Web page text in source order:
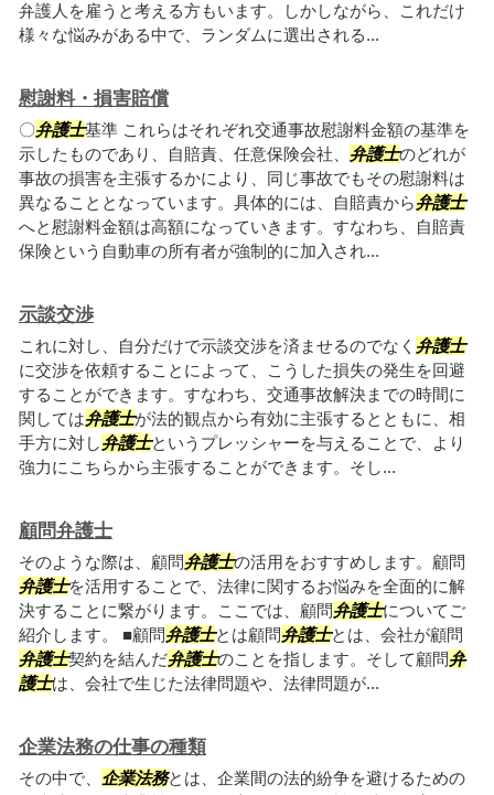
弁護人を雇うと考える方もいます。しかしながら、これだけ
様々な悩みがある中で、ランダムに選出される...
慰謝料・損害賠償
〇弁護士基準 これらはそれぞれ交通事故慰謝料金額の基準を
示したものであり、自賠責、任意保険会社、 弁護士のどれが
事故の損害を主張するかにより、同じ事故でもその慰謝料は
異なることとなっています。具体的には、自賠責から弁護士
へと慰謝料金額は高額になっていきます。すなわち、自賠責
保険という自動車の所有者が強制的に加入され...
示談交渉
これに対し、自分だけで示談交渉を済ませるのでなく 弁護士
に交渉を依頼することによって、こうした損失の発生を回避
することができます。すなわち、交通事故解決までの時間に
関しては弁護士が法的観点から有効に主張するとともに、相
手方に対し弁護士というプレッシャーを与えることで、より
強力にこちらから主張することができます。そし...
顧問弁護士
そのような際は、顧問弁護士の活用をおすすめします。顧問
弁護士を活用することで、法律に関するお悩みを全面的に解
決することに繋がります。ここでは、顧問弁護士についてご
紹介します。 ■顧問弁護士とは顧問弁護士とは、会社が顧問
弁護士契約を結んだ弁護士のことを指します。そして顧問弁
護士は、会社で生じた法律問題や、法律問題が...
企業法務の仕事の種類
その中で、 企業法務とは、企業間の法的紛争を避けるための